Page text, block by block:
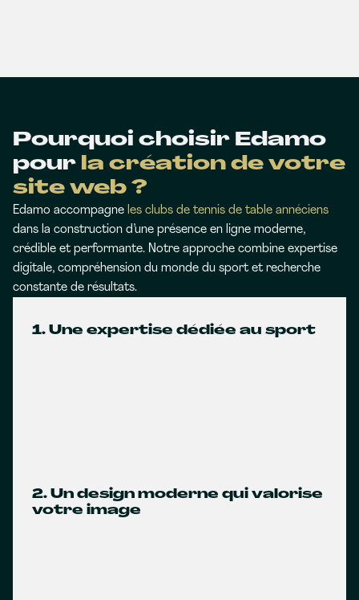
Pourquoi choisir Edamo
pour la création de votre
site web ?
Edamo accompagne les clubs de tennis de table annéciens
dans la construction d’une présence en ligne moderne,
crédible et performante. Notre approche combine expertise
digitale, compréhension du monde du sport et recherche
constante de résultats.
1. Une expertise dédiée au sport
2. Un design moderne qui valorise
votre image